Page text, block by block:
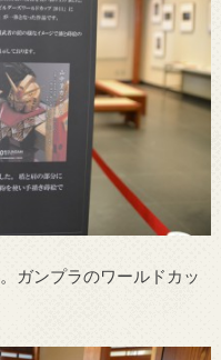
ガンプラのワールドカッ